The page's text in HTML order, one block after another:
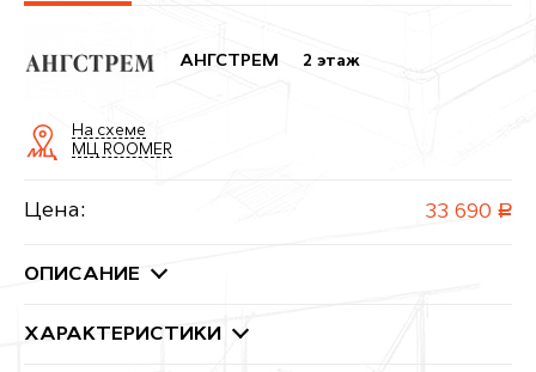
АНГСТРЕМ 2 этаж
На схеме
МЦ ROOMER
Цена: 33 690 руб.
ОПИСАНИЕ
ХАРАКТЕРИСТИКИ